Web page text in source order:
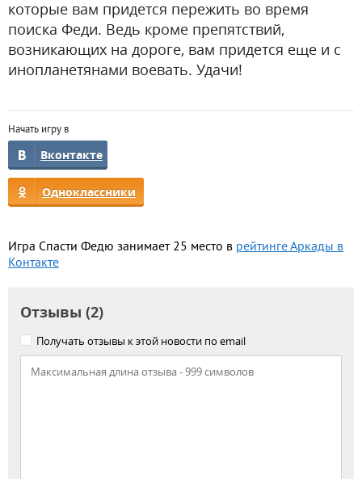
которые вам придется пережить во время
поиска Феди. Ведь кроме препятствий,
возникающих на дороге, вам придется еще и с
инопланетянами воевать. Удачи!
Начать игру в
Вконтакте
Одноклассники
Игра Спасти Федю занимает 25 место в рейтинге Аркады в
Контакте
Отзывы (2)
Получать отзывы к этой новости по email